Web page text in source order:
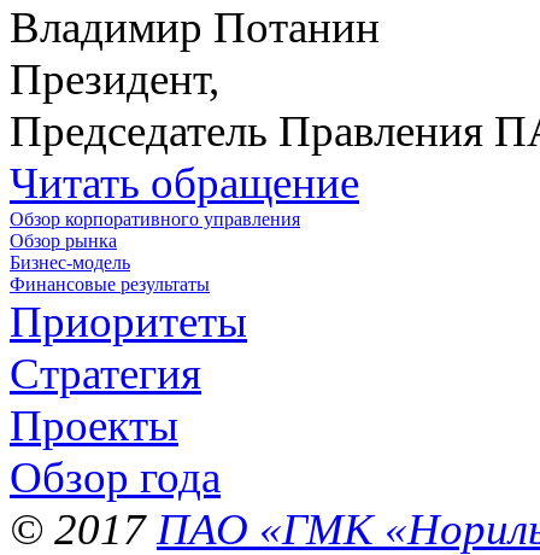
Владимир Потанин
Президент,
Председатель Правления
Читать обращение
Обзор корпоративного управления
Обзор рынка
Бизнес-модель
Финансовые результаты
Приоритеты
Стратегия
Проекты
Обзор года
© 2017 ПАО «ГМК